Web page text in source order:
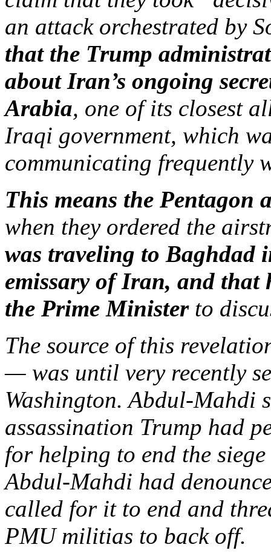
an attack orchestrated by
that the Trump
about Iran’s ongoing
Arabia, one of its closest
Iraqi government, which
communicating frequently
This means the Pentagon
when they ordered the
was traveling to Baghdad
emissary of Iran, and that
the Prime Minister to
The source of this
— was until very recently
Washington. Abdul-Mahdi
assassination Trump had
for helping to end the
Abdul-Mahdi had
called for it to end and
PMU militias to back off.